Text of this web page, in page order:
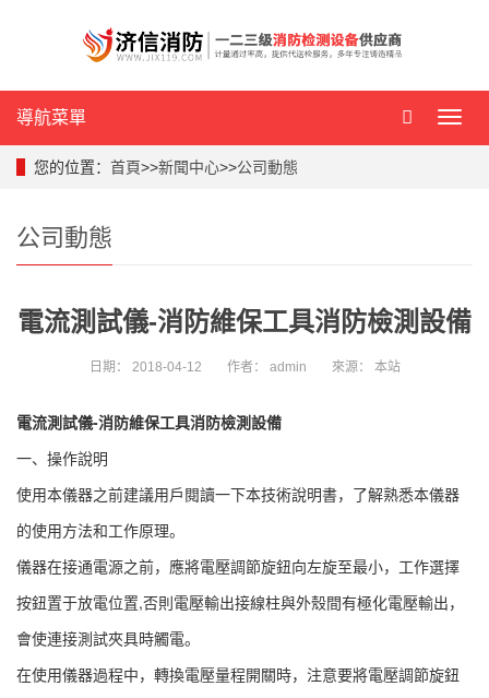
導
導航菜單
您的位置： 首頁>>新聞中心>>公司動態
公司動態
電流測試儀-消防維保工具消防檢測設備
日期： 2018-04-12 作者： admin 來源： 本站
電流測試儀-消防維保工具消防檢測設備
一、操作說明
使用本儀器之前建議用戶閱讀一下本技術說明書，了解熟悉本儀器
的使用方法和工作原理。
儀器在接通電源之前，應將電壓調節旋鈕向左旋至最小，工作選擇
按鈕置于放電位置,否則電壓輸出接線柱與外殼間有極化電壓輸出，
會使連接測試夾具時觸電。
在使用儀器過程中，轉換電壓量程開關時，注意要將電壓調節旋鈕